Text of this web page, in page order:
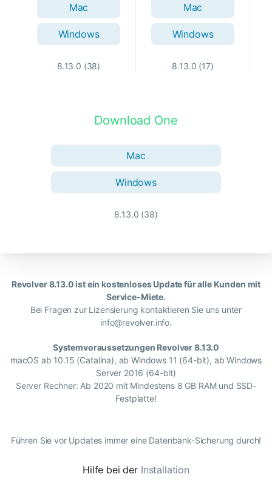
Mac
Windows
8.13.0 (38)
Mac
Windows
8.13.0 (17)
Download One
Mac
Windows
8.13.0 (38)
Revolver 8.13.0 ist ein kostenloses Update für alle Kunden mit
Service-Miete.
Bei Fragen zur Lizensierung kontaktieren Sie uns unter
info@revolver.info.
Systemvoraussetzungen Revolver 8.13.0
macOS ab 10.15 (Catalina), ab Windows 11 (64-bit), ab Windows
Server 2016 (64-bit)
Server Rechner: Ab 2020 mit Mindestens 8 GB RAM und SSD-
Festplatte!
Führen Sie vor Updates immer eine Datenbank-Sicherung durch!
Hilfe bei der Installation